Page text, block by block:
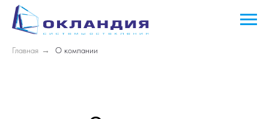
Главная → О компании